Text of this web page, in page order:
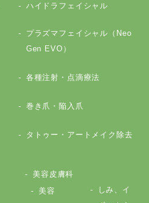
ハイドラフェイシャル
プラズマフェイシャル（Neo
Gen EVO）
各種注射・点滴療法
巻き爪・陥入爪
タトゥー・アートメイク除去
美容皮膚科
美容
しみ、イ